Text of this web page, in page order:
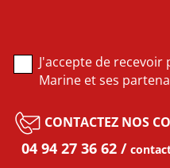
J'accepte de recevoir
Marine et ses
CONTACTEZ NOS
04 94 27 36 62